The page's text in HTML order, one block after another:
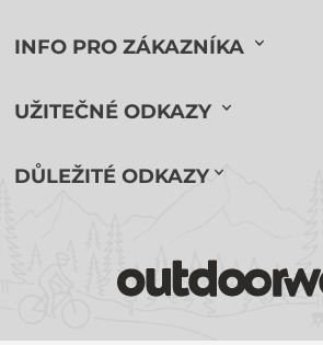
INFO PRO ZÁKAZNÍKA
UŽITEČNÉ ODKAZY
DŮLEŽITÉ ODKAZY